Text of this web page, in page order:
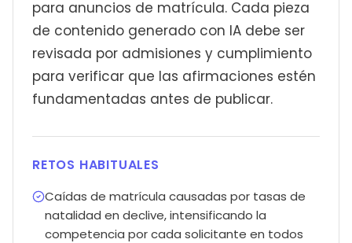
para anuncios de matrícula. Cada pieza
de contenido generado con IA debe ser
revisada por admisiones y cumplimiento
para verificar que las afirmaciones estén
fundamentadas antes de publicar.
RETOS HABITUALES
Caídas de matrícula causadas por tasas de
natalidad en declive, intensificando la
competencia por cada solicitante en todos